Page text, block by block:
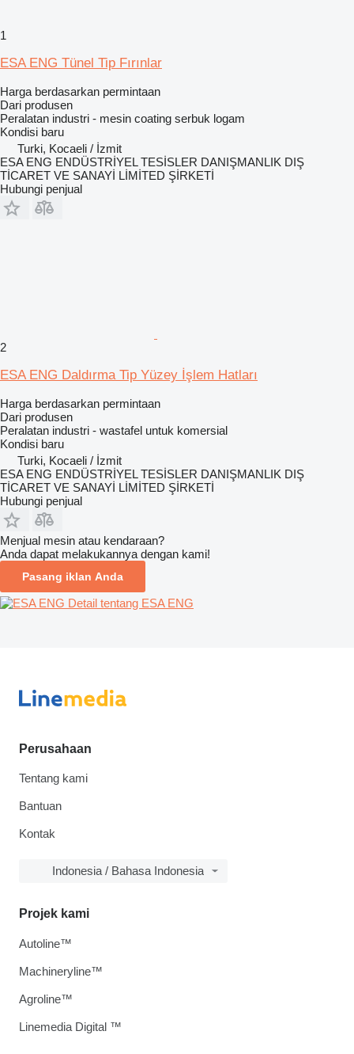
1
ESA ENG Tünel Tip Fırınlar
Harga berdasarkan permintaan
Dari produsen
Peralatan industri - mesin coating serbuk logam
Kondisi baru
Turki, Kocaeli / İzmit
ESA ENG ENDÜSTRİYEL TESİSLER DANIŞMANLIK DIŞ
TİCARET VE SANAYİ LİMİTED ŞİRKETİ
Hubungi penjual
2
ESA ENG Daldırma Tip Yüzey İşlem Hatları
Harga berdasarkan permintaan
Dari produsen
Peralatan industri - wastafel untuk komersial
Kondisi baru
Turki, Kocaeli / İzmit
ESA ENG ENDÜSTRİYEL TESİSLER DANIŞMANLIK DIŞ
TİCARET VE SANAYİ LİMİTED ŞİRKETİ
Hubungi penjual
Menjual mesin atau kendaraan?
Anda dapat melakukannya dengan kami!
Pasang iklan Anda
Detail tentang ESA ENG
Perusahaan
Tentang kami
Bantuan
Kontak
Indonesia / Bahasa Indonesia
Projek kami
Autoline™
Machineryline™
Agroline™
Linemedia Digital ™